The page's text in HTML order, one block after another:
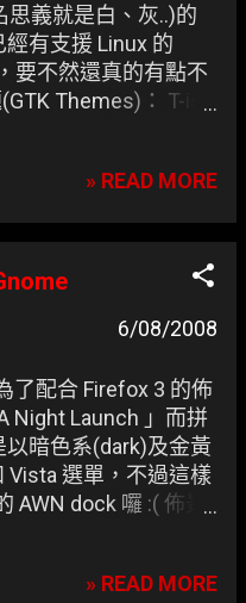
思義就是白、灰..)的
經有支援 Linux 的
要不然還真的有點不
Themes)： T-ish
» READ MORE
6/08/2008
了配合 Firefox 3 的佈
Night Launch 」而拼
以暗色系(dark)及金黃
Vista 選單，不過這樣
AWN dock 囉 :( 佈景
並非為金黃色，這邊
» READ MORE